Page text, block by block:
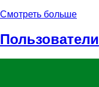
Смотреть больше
Пользователи